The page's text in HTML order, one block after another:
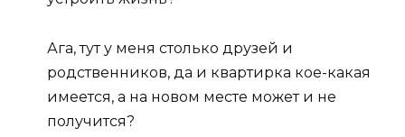
Ага, тут у меня столько друзей и
родственников, да и квартирка кое-какая
имеется, а на новом месте может и не
получится?